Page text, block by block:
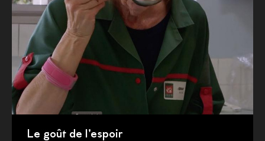
Le goût de l'espoir